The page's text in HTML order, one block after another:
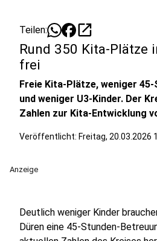
Teilen: open_in_new
Rund 350 Kita-Plätze
frei
Freie Kita-Plätze, weniger
und weniger U3-Kinder. Der
Zahlen zur Kita-Entwicklung
Veröffentlicht: Freitag, 20.03.2026
Anzeige
Deutlich weniger Kinder
Düren eine 45-Stunden-